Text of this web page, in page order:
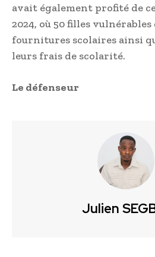
avait également profité de
2024, où 50 filles
fournitures scolaires ainsi
leurs frais de scolarité.
Le défenseur
Julien